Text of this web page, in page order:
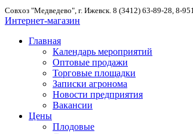
Совхоз "Медведево", г. Ижевск. 8 (3412) 63-89-28, 8-
Интернет-магазин
Главная
Календарь мероприятий
Оптовые продажи
Торговые площадки
Записки агронома
Новости предприятия
Вакансии
Цены
Плодовые